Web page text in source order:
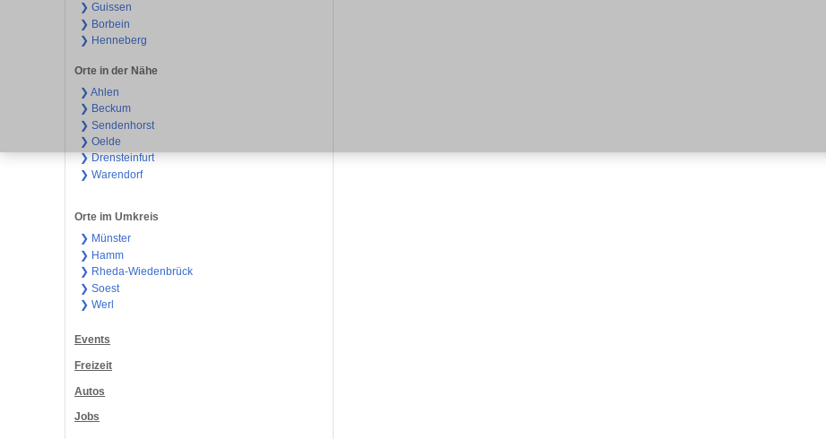
❯ Guissen
❯ Borbein
❯ Henneberg
Orte in der Nähe
❯ Ahlen
❯ Beckum
❯ Sendenhorst
❯ Oelde
❯ Drensteinfurt
❯ Warendorf
Orte im Umkreis
❯ Münster
❯ Hamm
❯ Rheda-Wiedenbrück
❯ Soest
❯ Werl
Events
Freizeit
Autos
Jobs